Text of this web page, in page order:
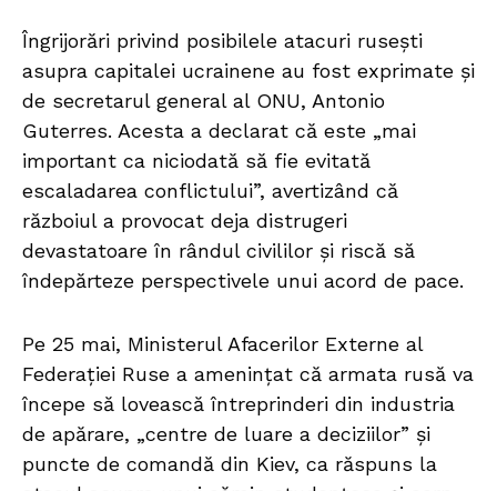
Îngrijorări privind posibilele atacuri rusești
asupra capitalei ucrainene au fost exprimate și
de secretarul general al ONU, Antonio
Guterres. Acesta a declarat că este „mai
important ca niciodată să fie evitată
escaladarea conflictului”, avertizând că
războiul a provocat deja distrugeri
devastatoare în rândul civililor și riscă să
îndepărteze perspectivele unui acord de pace.
Pe 25 mai, Ministerul Afacerilor Externe al
Federației Ruse a amenințat că armata rusă va
începe să lovească întreprinderi din industria
de apărare, „centre de luare a deciziilor” și
puncte de comandă din Kiev, ca răspuns la